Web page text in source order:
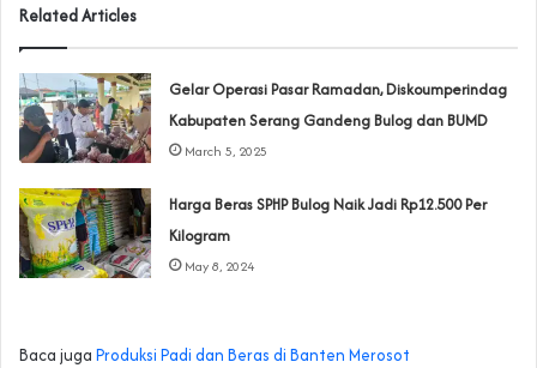
Related Articles
Gelar Operasi Pasar Ramadan, Diskoumperindag
Kabupaten Serang Gandeng Bulog dan BUMD
March 5, 2025
Harga Beras SPHP Bulog Naik Jadi Rp12.500 Per
Kilogram
May 8, 2024
Baca juga Produksi Padi dan Beras di Banten Merosot